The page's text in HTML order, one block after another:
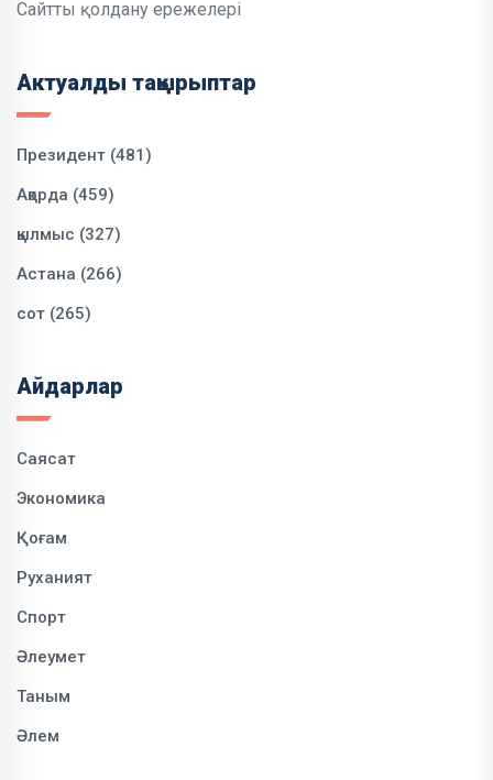
Сайтты қолдану ережелері
Актуалды тақырыптар
Президент (481)
Ақорда (459)
қылмыс (327)
Астана (266)
сот (265)
Айдарлар
Саясат
Экономика
Қоғам
Руханият
Спорт
Әлеумет
Таным
Әлем